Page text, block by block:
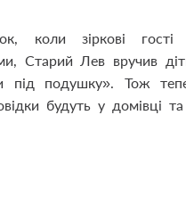
коли зіркові гості
Старий Лев вручив
під подушку». Тож
будуть у домівці